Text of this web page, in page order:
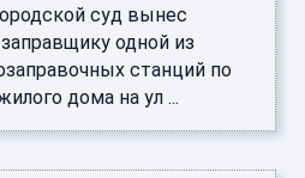
суд вынес
одной из
станций по
дома на ул ...